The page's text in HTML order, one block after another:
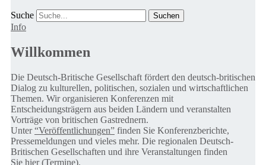
Suche
Info
Willkommen
Die Deutsch-Britische Gesellschaft fördert den deutsch-britischen
Dialog zu kulturellen, politischen, sozialen und wirtschaftlichen
Themen. Wir organisieren Konferenzen mit
Entscheidungsträgern aus beiden Ländern und veranstalten
Vorträge von britischen Gastrednern.
Unter“Veröffentlichungen” finden Sie Konferenzberichte,
Pressemeldungen und vieles mehr. Die regionalen Deutsch-
Britischen Gesellschaften und ihre Veranstaltungen finden
Sie hier (Termine).